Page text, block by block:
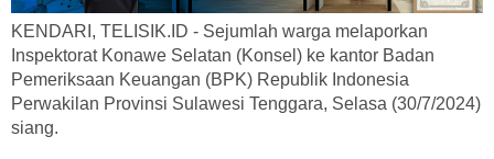
KENDARI, TELISIK.ID - Sejumlah warga melaporkan
Inspektorat Konawe Selatan (Konsel) ke kantor Badan
Pemeriksaan Keuangan (BPK) Republik Indonesia
Perwakilan Provinsi Sulawesi Tenggara, Selasa (30/7/2024)
siang.